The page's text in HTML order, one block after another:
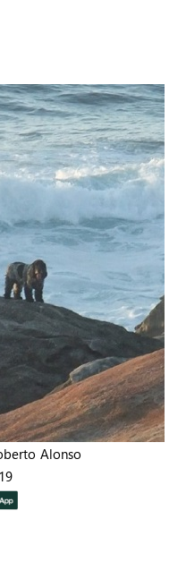
Alonso